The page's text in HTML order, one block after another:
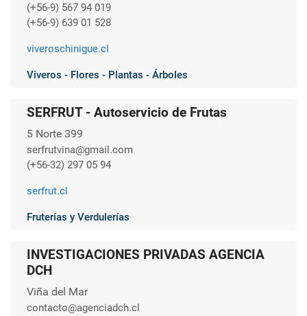
(+56-9) 567 94 019
(+56-9) 639 01 528
viveroschinigue.cl
Viveros - Flores - Plantas - Árboles
SERFRUT - Autoservicio de Frutas
5 Norte 399
serfrutvina@gmail.com
(+56-32) 297 05 94
serfrut.cl
Fruterías y Verdulerías
INVESTIGACIONES PRIVADAS AGENCIA
DCH
Viña del Mar
contacto@agenciadch.cl